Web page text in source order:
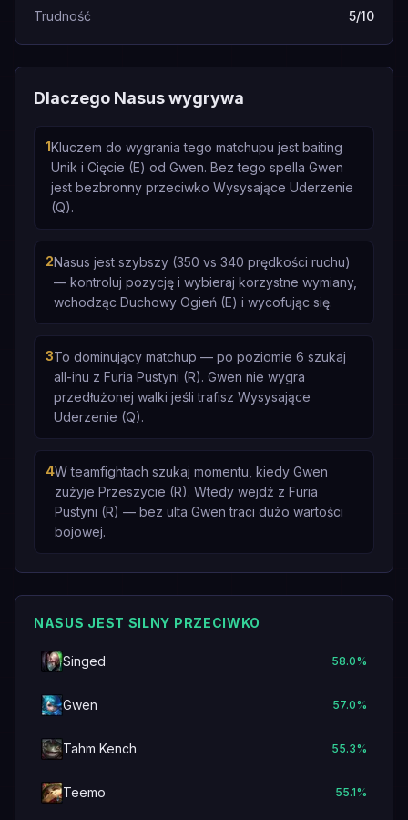
Trudność
5/10
Dlaczego Nasus wygrywa
1Kluczem do wygrania tego matchupu jest baiting
Unik i Cięcie (E) od Gwen. Bez tego spella Gwen
jest bezbronny przeciwko Wysysające Uderzenie
(Q).
2Nasus jest szybszy (350 vs 340 prędkości ruchu)
— kontroluj pozycję i wybieraj korzystne wymiany,
wchodząc Duchowy Ogień (E) i wycofując się.
3To dominujący matchup — po poziomie 6 szukaj
all-inu z Furia Pustyni (R). Gwen nie wygra
przedłużonej walki jeśli trafisz Wysysające
Uderzenie (Q).
4W teamfightach szukaj momentu, kiedy Gwen
zużyje Przeszycie (R). Wtedy wejdź z Furia
Pustyni (R) — bez ulta Gwen traci dużo wartości
bojowej.
NASUS JEST SILNY PRZECIWKO
Singed 58.0%
Gwen 57.0%
Tahm Kench 55.3%
Teemo 55.1%